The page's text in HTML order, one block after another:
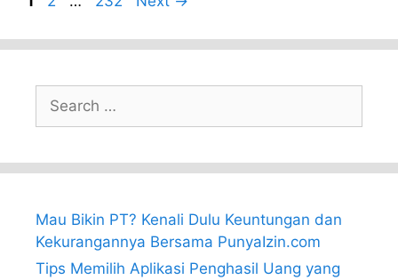
for:
Mau Bikin PT? Kenali Dulu Keuntungan dan
Kekurangannya Bersama PunyaIzin.com
Tips Memilih Aplikasi Penghasil Uang yang